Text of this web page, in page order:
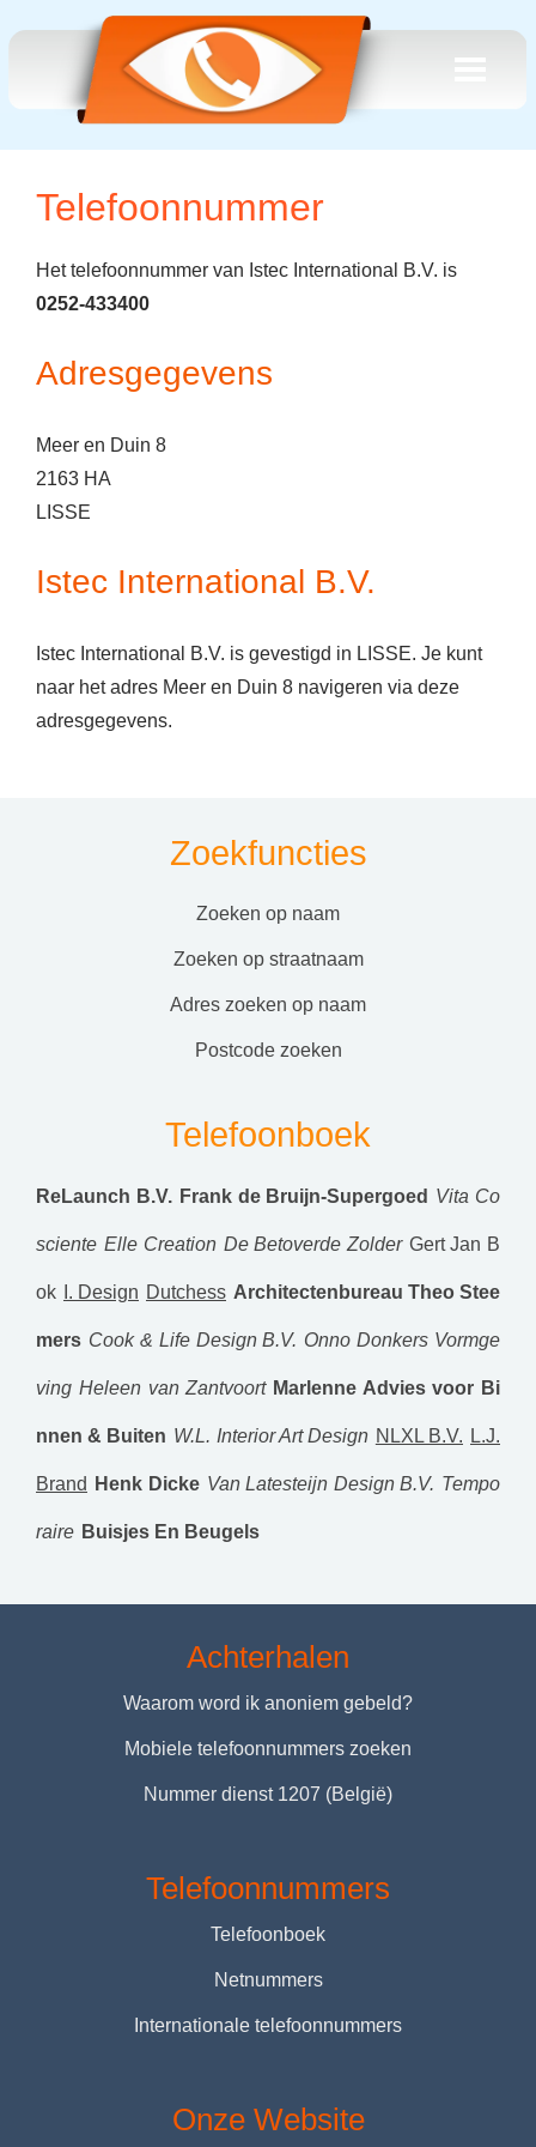
Telefoonnummer
Het telefoonnummer van Istec International B.V. is
0252-433400
Adresgegevens
Meer en Duin 8
2163 HA
LISSE
Istec International B.V.
Istec International B.V. is gevestigd in LISSE. Je kunt
naar het adres Meer en Duin 8 navigeren via deze
adresgegevens.
Zoekfuncties
zoeken op naam
zoeken op straatnaam
adres zoeken op naam
postcode zoeken
Telefoonboek
ReLaunch B.V. Frank de Bruijn-Supergoed Vita Co
sciente Elle Creation De Betoverde Zolder Gert Jan B
ok I. Design Dutchess Architectenbureau Theo Stee
mers Cook & Life Design B.V. Onno Donkers Vormge
ving Heleen van Zantvoort Marlenne Advies voor Bi
nnen & Buiten W.L. Interior Art Design NLXL B.V. L.J.
Brand Henk Dicke Van Latesteijn Design B.V. Tempo
raire Buisjes En Beugels
Achterhalen
Waarom word ik anoniem gebeld?
Mobiele telefoonnummers zoeken
Nummer dienst 1207 (België)
Telefoonnummers
Telefoonboek
Netnummers
Internationale telefoonnummers
Onze Website